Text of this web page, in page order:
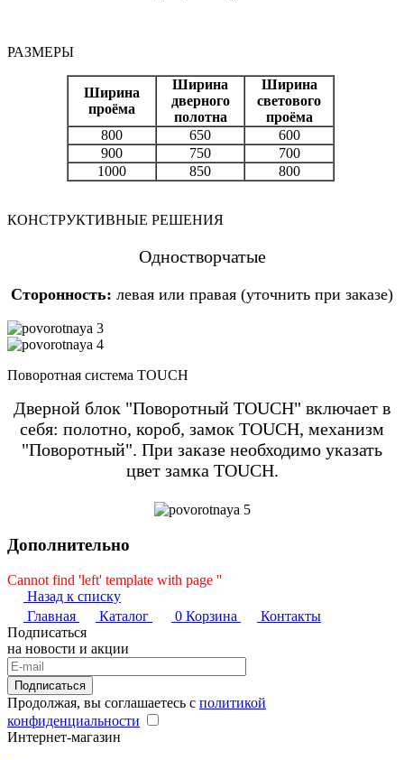
РАЗМЕРЫ
Ширина
проёма
Ширина
дверного
полотна
Ширина
светового
проёма
800
650
600
900
750
700
1000
850 800
КОНСТРУКТИВНЫЕ РЕШЕНИЯ
Одностворчатые
Сторонность: левая или правая (уточнить при заказе)
Поворотная система TOUCH
Дверной блок "Поворотный TOUCH" включает в
себя: полотно, короб, замок TOUCH, механизм
"Поворотный". При заказе необходимо указать
цвет замка TOUCH.
Дополнительно
Cannot find 'left' template with page ''
Назад к списку
Главная
Каталог 0 Корзина
Контакты
Подписаться
на новости и акции
Подписаться
Продолжая, вы соглашаетесь с политикой
конфиденциальности
Интернет-магазин